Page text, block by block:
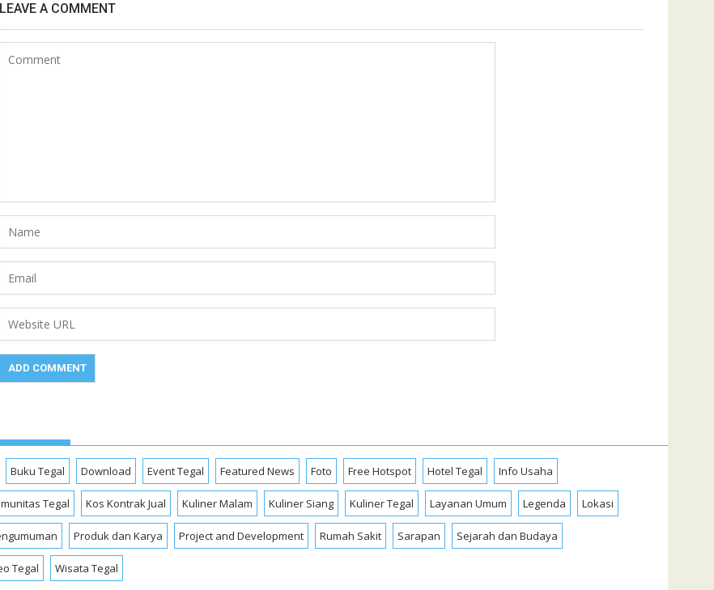
LEAVE A COMMENT
Buku Tegal Download Event Tegal Featured News Foto Free Hotspot Hotel Tegal Info Usaha
Tegal Kos Kontrak Jual Kuliner Malam Kuliner Siang Kuliner Tegal Layanan Umum Legenda Lokasi
Produk dan Karya Project and Development Rumah Sakit Sarapan Sejarah dan Budaya
Tegal Wisata Tegal